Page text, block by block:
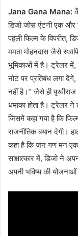
Jana Gana Mana:
डिजो जोस एंटनी एक
पहली फिल्म के विपरीत,
ममता मोहनदास जैसे
भूमिकाओं में है। ट्रेलर में,
नोट पर प्रतिबंध लगा
नहीं है।” जैसे ही
धमाका होता है। ट्रेलर ने
जिसमें कहा गया है कि
राजनीतिक बयान देगी।
कहा है कि जन गण मन
साक्षात्कार में, डिजो ने
अपनी भविष्य की